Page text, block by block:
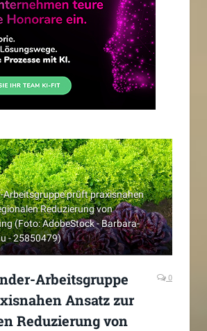
Arbeitsgruppe prüft praxisnahen
Reduzierung von
(Foto: AdobeStock - Barbara-
- 25850479)
Arbeitsgruppe
Ansatz zur
Reduzierung von
0